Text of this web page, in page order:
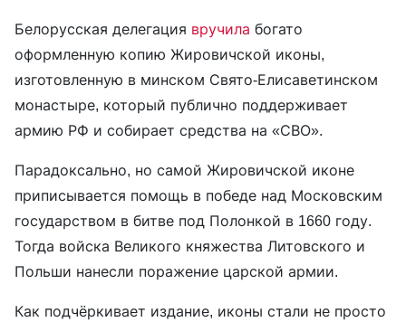
Белорусская делегация вручила богато
оформленную копию Жировичской иконы,
изготовленную в минском Свято-Елисаветинском
монастыре, который публично поддерживает
армию РФ и собирает средства на «СВО».
Парадоксально, но самой Жировичской иконе
приписывается помощь в победе над Московским
государством в битве под Полонкой в 1660 году.
Тогда войска Великого княжества Литовского и
Польши нанесли поражение царской армии.
Как подчёркивает издание, иконы стали не просто